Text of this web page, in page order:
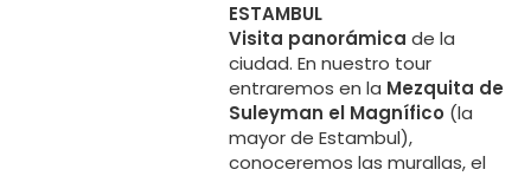
ESTAMBUL
Visita panorámica de la
ciudad. En nuestro tour
entraremos en la Mezquita de
Suleyman el Magnífico (la
mayor de Estambul),
conoceremos las murallas, el